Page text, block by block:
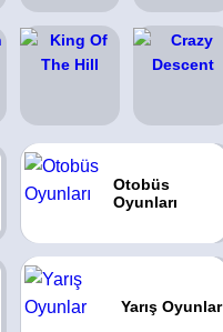
Otobüs
Oyunları
Yarış Oyunlar